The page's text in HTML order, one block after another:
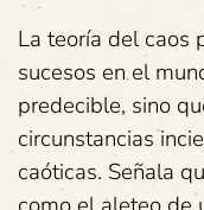
La teoría del caos
sucesos en el
predecible, sino
circunstancias
caóticas. Señala